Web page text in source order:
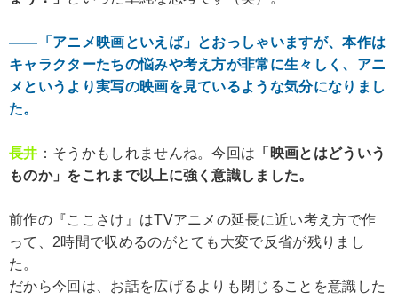
――「アニメ映画といえば」とおっしゃいますが、本作は
キャラクターたちの悩みや考え方が非常に生々しく、アニ
メというより実写の映画を見ているような気分になりまし
た。
長井 ：そうかもしれませんね。今回は 「映画とはどういう
ものか」をこれまで以上に強く意識しました。
前作の『ここさけ』はTVアニメの延長に近い考え方で作
って、2時間で収めるのがとても大変で反省が残りまし
た。
だから今回は、お話を広げるよりも閉じることを意識した